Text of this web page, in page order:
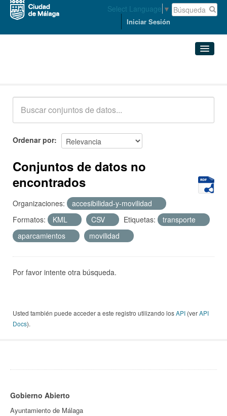
Select Language ▼
Iniciar Sesión
Acerca de
Ordenar por
Conjuntos de datos no
encontrados
Organizaciones:
accesibilidad-y-movilidad
Formatos:
KML CSV Etiquetas:
transporte
aparcamientos
movilidad
Por favor intente otra búsqueda.
Usted también puede acceder a este registro utilizando losAPI (verAPI
Docs).
Gobierno Abierto
Ayuntamiento de Málaga